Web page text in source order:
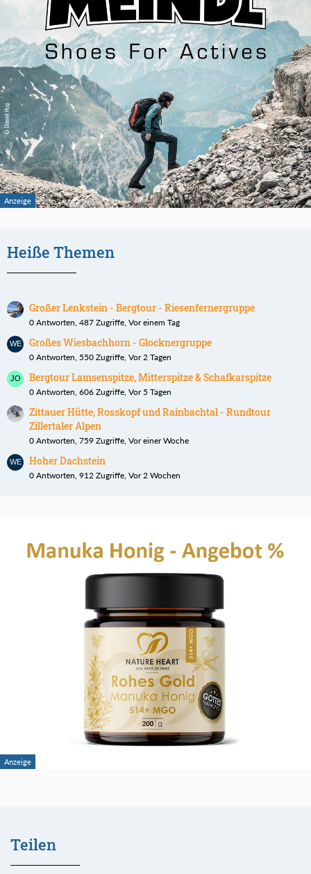
Heiße Themen
Großer Lenkstein - Bergtour - Riesenfernergruppe
0 Antworten, 487 Zugriffe, Vor einem Tag
Großes Wiesbachhorn - Glocknergruppe
0 Antworten, 550 Zugriffe, Vor 2 Tagen
Bergtour Lamsenspitze, Mitterspitze & Schafkarspitze
0 Antworten, 606 Zugriffe, Vor 5 Tagen
Zittauer Hütte, Rosskopf und Rainbachtal - Rundtour
Zillertaler Alpen
0 Antworten, 759 Zugriffe, Vor einer Woche
Hoher Dachstein
0 Antworten, 912 Zugriffe, Vor 2 Wochen
Teilen